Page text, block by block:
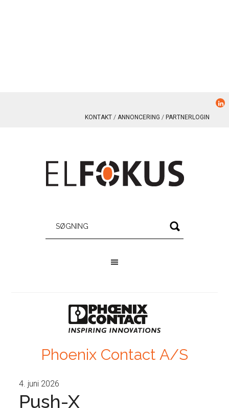
KONTAKT ANNONCERING PARTNERLOGIN
Phoenix Contact A/S
4. juni 2026
Push-X